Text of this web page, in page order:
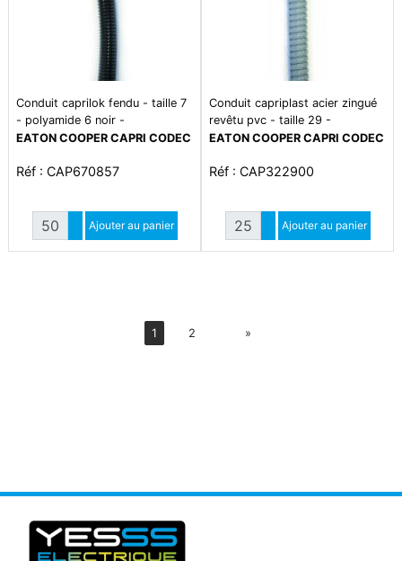
Conduit caprilok fendu - taille 7
- polyamide 6 noir -
amagnétique - plage de
EATON COOPER CAPRI CODEC
Réf : CAP670857
Quantité
Augmenter quantité
Diminuer quantité
Ajouter au panier
Conduit capriplast acier zingué
revêtu pvc - taille 29 -
écrasement 1250 n - traction
-5°c à +60°c
EATON COOPER CAPRI CODEC
Réf : CAP322900
Quantité
Augmenter quantité
Diminuer quantité
Ajouter au panier
1 2 »Suiv